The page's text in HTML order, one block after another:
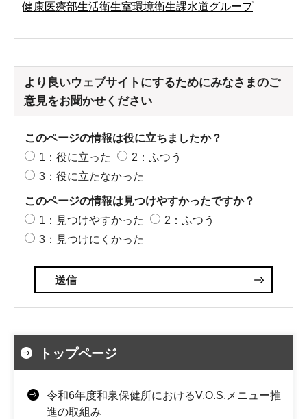
健康医療部生活衛生室環境衛生課水道グループ
より良いウェブサイトにするためにみなさまのご
意見をお聞かせください
このページの情報は役に立ちましたか？
1：役に立った
2：ふつう
3：役に立たなかった
このページの情報は見つけやすかったですか？
1：見つけやすかった
2：ふつう
3：見つけにくかった
トップページ
令和6年度和泉保健所におけるV.O.S.メニュー推
進の取組み